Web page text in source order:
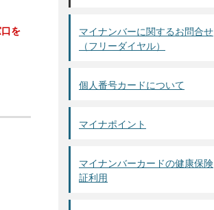
を
マイナンバーに関するお問合せ
（フリーダイヤル）
個人番号カードについて
マイナポイント
マイナンバーカードの健康保険
証利用